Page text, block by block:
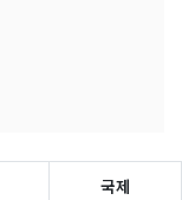
국제